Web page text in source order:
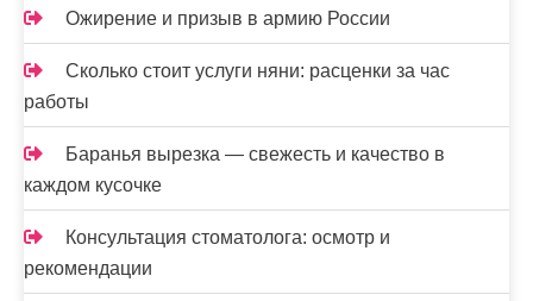
Ожирение и призыв в армию России
Сколько стоит услуги няни: расценки за час
работы
Баранья вырезка — свежесть и качество в
каждом кусочке
Консультация стоматолога: осмотр и
рекомендации